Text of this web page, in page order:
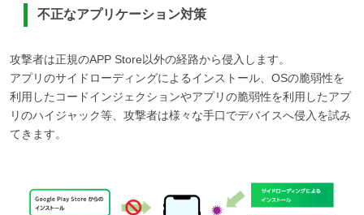
不正なアプリケーション対策
攻撃者は正規のAPP Store以外の経路から侵入します。
アプリのサイドローディングによるインストール、OSの脆弱性を
利用したコードインジェクションやアプリの脆弱性を利用したアプ
リのハイジャック等、攻撃者は様々な手口でデバイスへ侵入を試み
てきます。